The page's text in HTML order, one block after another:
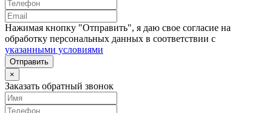
Нажимая кнопку "Отправить", я даю свое согласие на
обработку персональных данных в соответствии с
указанными условиями
Отправить
×
Заказать обратный звонок